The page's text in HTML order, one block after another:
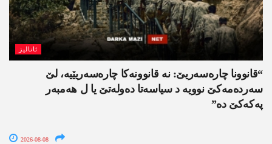
ئانالیز
“قانوونا چارەسەریێ: نە قانوونەکا چارەسەریێیە، لێ
سەردەمەکێ نوویە د سیاسەتا دەولەتێ یا ل ھەمبەر
پەکەکێ دە”
2026-08-08